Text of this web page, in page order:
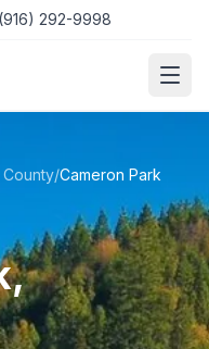
292-9998
/Cameron Park